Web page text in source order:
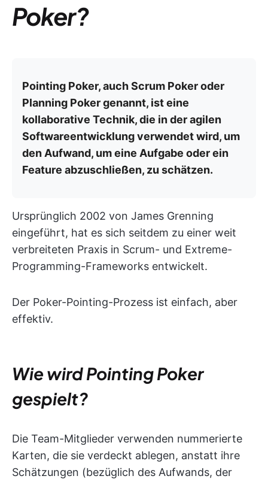
Poker?
Pointing Poker, auch Scrum Poker oder
Planning Poker genannt, ist eine
kollaborative Technik, die in der agilen
Softwareentwicklung verwendet wird, um
den Aufwand, um eine Aufgabe oder ein
Feature abzuschließen, zu schätzen.
Ursprünglich 2002 von James Grenning
eingeführt, hat es sich seitdem zu einer weit
verbreiteten Praxis in Scrum- und Extreme-
Programming-Frameworks entwickelt.
Der Poker-Pointing-Prozess ist einfach, aber
effektiv.
Wie wird Pointing Poker
gespielt?
Die Team-Mitglieder verwenden nummerierte
Karten, die sie verdeckt ablegen, anstatt ihre
Schätzungen (bezüglich des Aufwands, der